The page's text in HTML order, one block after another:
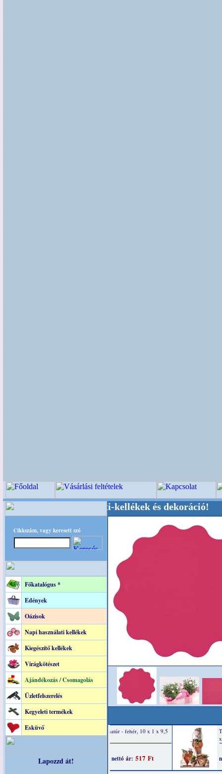
Cikkszám, vagy keresett szó
Főkatalógus *
Edények
Oázisok
Napi használati kellékek
Kiegészítő kellékek
Virágkötészet
Ajándékozás / Csomagolás
Üzletfelszerelés
Kegyeleti termékek
Esküvő
Lapozzd át!
, Kegyeleti-kellékek és dekoráció!